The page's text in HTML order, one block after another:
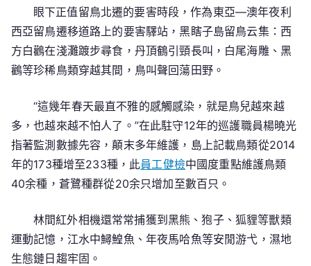
眼下正值留鳥北遷的要害時段，作為東亞—澳年夜利
西亞留鳥遷移道路上的要害驛站，黑瞎子島留鳥云集：西
方白鸛在淺灘踱步尋食，丹頂鶴引頸長叫，白尾海雕、黑
鸛等珍稀鳥類穿越其間，鳥叫聲回蕩田野。
“這幾年春天最直不雅的感觸感染，就是鳥兒越來越
多，也越來越不怕人了。”在此駐守12年的巡護職員楊曉光
指著監測數據先容，顛末多年維護，島上記載鳥類從2014
年的173種增至233種，此員工健檢中國度重點維護鳥類
40余種，蒼鷺種群從20余只增加至數百只。
林間紅外相機還常常捕獲到黑熊、狍子、狐貍等獸類
運動記憶，江水中鱘鰉魚、年夜馬哈魚等安閒游弋，濕地
生態鏈日趨牢固。